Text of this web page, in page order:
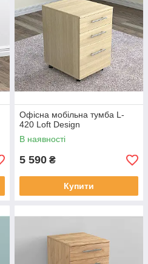
Офісна мобільна тумба L-
420 Loft Design
В наявності
5 590 ₴
Купити